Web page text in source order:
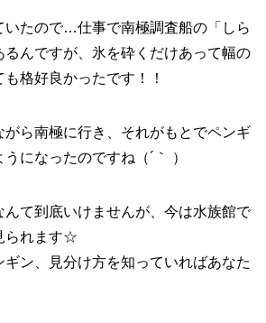
いたので…仕事で南極調査船の「しら
るんですが、氷を砕くだけあって幅の
格好良かったです！！
がら南極に行き、それがもとでペンギ
になったのですね（´｀ ）
んて到底いけませんが、今は水族館で
られます☆
ギン、見分け方を知っていればあなた